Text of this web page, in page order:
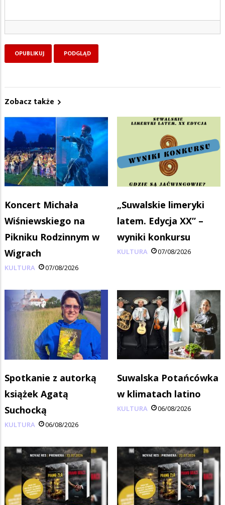
Zobacz także
Koncert Michała
Wiśniewskiego na
Pikniku Rodzinnym w
Wigrach
KULTURA 07/08/2026
„Suwalskie limeryki
latem. Edycja XX” –
wyniki konkursu
KULTURA 07/08/2026
Spotkanie z autorką
książek Agatą
Suchocką
KULTURA 06/08/2026
Suwalska Potańcówka
w klimatach latino
KULTURA 06/08/2026